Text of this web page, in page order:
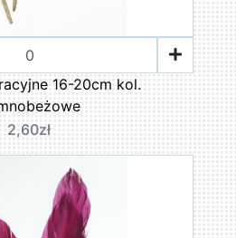
16-20cm kol.
2,60zł